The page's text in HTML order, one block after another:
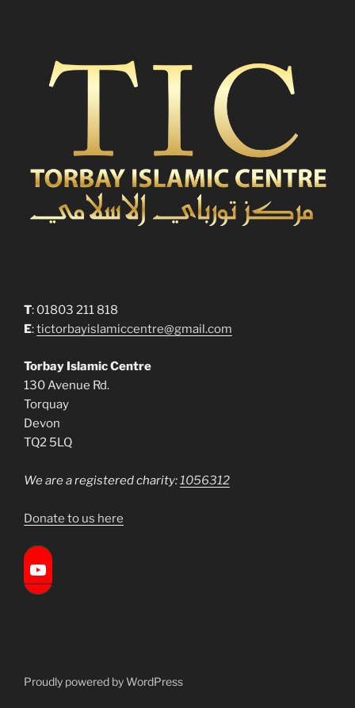
T: 01803 211 818
E:tictorbayislamiccentre@gmail.com
Torbay Islamic Centre
130 Avenue Rd.
Torquay
Devon
TQ2 5LQ
We are a registered charity: 1056312
Donate to us here
Torbay Islamic Centre
Proudly powered by WordPress